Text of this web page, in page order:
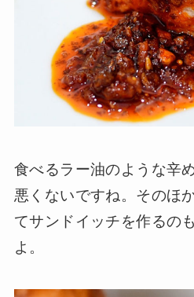
食べるラー油のような辛
悪くないですね。そのほ
てサンドイッチを作るの
よ。